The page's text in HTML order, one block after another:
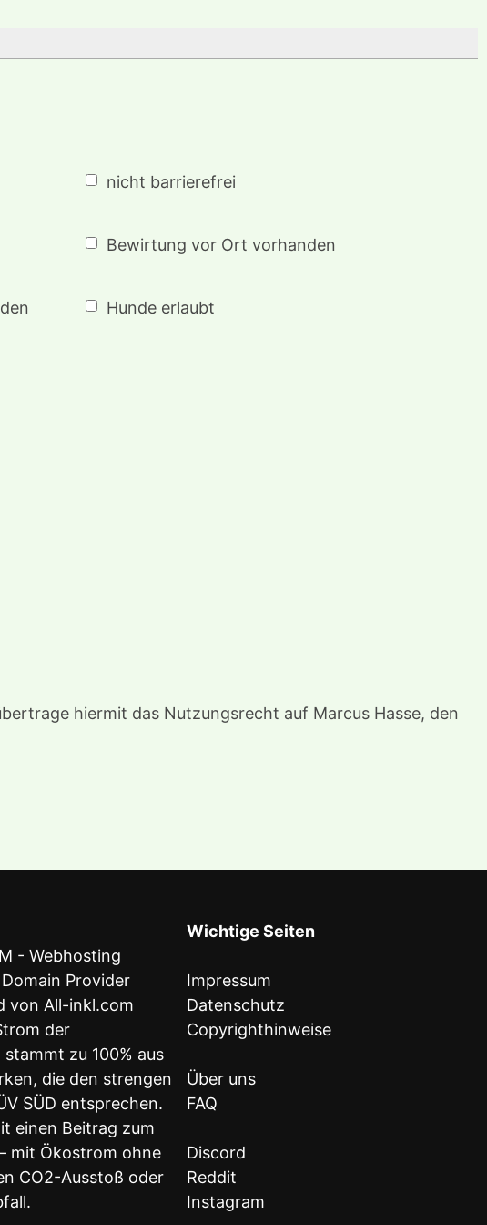
nicht barrierefrei
Bewirtung vor Ort vorhanden
Hunde erlaubt
hiermit das Nutzungsrecht auf Marcus Hasse, den
von All-inkl.com
der
zu 100% aus
die den strengen
SÜD entsprechen.
einen Beitrag zum
mit Ökostrom ohne
CO2-Ausstoß oder
Wichtige Seiten
Impressum
Datenschutz
Copyrighthinweise
Über uns
FAQ
Discord
Reddit
Instagram